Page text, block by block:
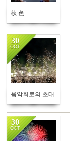
秋 色....
음악회로의 초대
30
OCT
772
30
OCT